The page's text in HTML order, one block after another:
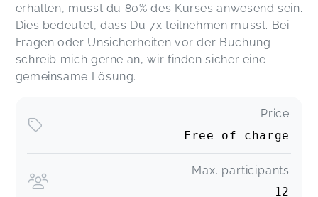
aber genug, um wieder in die richtige Richtung
zu kommen. Ich werde wieder einen Kurs bei ihr
belegen.
Christina,
Herzensmensch und gestaltet die Kurse sehr
abwechslungsreich ☺️ Es macht Spaß mit Baby
erhalten, musst du 80% des Kurses anwesend sein.
Dies bedeutet, dass Du 7x teilnehmen musst. Bei
Fragen oder Unsicherheiten vor der Buchung
schreib mich gerne an, wir finden sicher eine
gemeinsame Lösung.
Price
Free of charge
Max. participants
12